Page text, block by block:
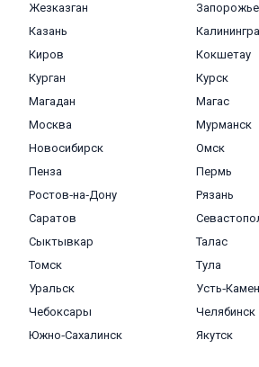
Жезказган Запорожье
Казань
Киров Кокшетау
Курган Курск
Магадан Магас
Москва Мурманск
Новосибирск Омск
Пенза Пермь
Ростов‑на‑Дону Рязань
Саратов
Сыктывкар Талас
Томск Тула
Уральск
Чебоксары Челябинск
Южно‑Сахалинск Якутск